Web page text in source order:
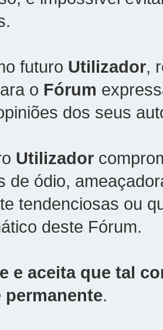
futuro Utilizador,
o Fórum
dos seus
Utilizador
de ódio,
tendenciosas ou
deste Fórum.
e aceita que tal
permanente.